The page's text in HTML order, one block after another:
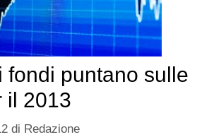
fondi puntano sulle
il 2013
di Redazione